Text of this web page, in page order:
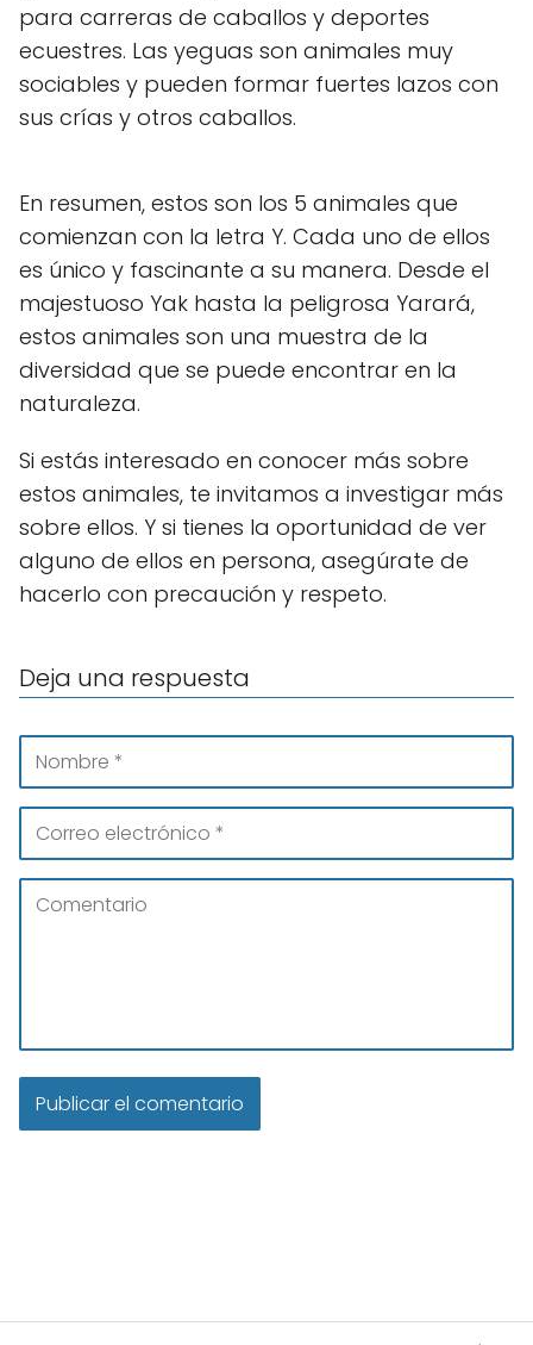
para carreras de caballos y deportes
ecuestres. Las yeguas son animales muy
sociables y pueden formar fuertes lazos con
sus crías y otros caballos.
En resumen, estos son los 5 animales que
comienzan con la letra Y. Cada uno de ellos
es único y fascinante a su manera. Desde el
majestuoso Yak hasta la peligrosa Yarará,
estos animales son una muestra de la
diversidad que se puede encontrar en la
naturaleza.
Si estás interesado en conocer más sobre
estos animales, te invitamos a investigar más
sobre ellos. Y si tienes la oportunidad de ver
alguno de ellos en persona, asegúrate de
hacerlo con precaución y respeto.
Deja una respuesta